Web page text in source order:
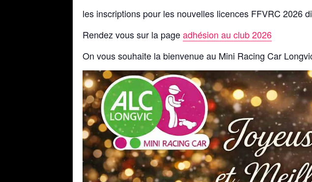
les inscriptions pour les nouvelles licences FFVRC 2026
Rendez vous sur la pageadhésion au club 2026
On vous souhaite la bienvenue au Mini Racing Car